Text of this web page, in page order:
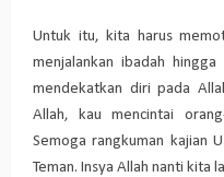
Untuk itu, kita harus
menjalankan ibadah hingga
mendekatkan diri pada
Allah, kau mencintai
Semoga rangkuman kajian
Teman. Insya Allah nanti kita